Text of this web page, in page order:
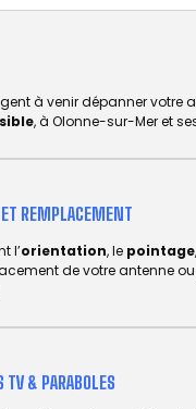
à venir dépanner votre
, à Olonne-sur-Mer et
ET REMPLACEMENT​
l’orientation, le pointage
de votre antenne
& PARABOLES